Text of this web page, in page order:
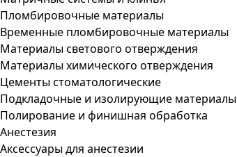
Пломбировочные материалы
Временные пломбировочные материалы
Материалы светового отверждения
Материалы химического отверждения
Цементы стоматологические
Подкладочные и изолирующие материалы
Полирование и финишная обработка
Анестезия
Аксессуары для анестезии